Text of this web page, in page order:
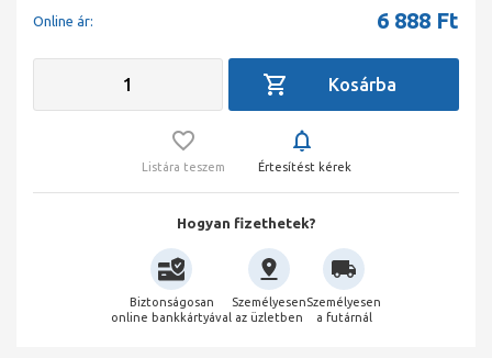
Online ár: 6 888 Ft
Listára teszem Értesítést kérek
Hogyan fizethetek?
Biztonságosan
online bankkártyával
Személyesen
az üzletben
Személyesen
a futárnál